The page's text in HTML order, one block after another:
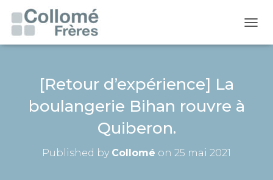
[Retour d’expérience] La
boulangerie Bihan rouvre à
Quiberon.
Published by Collomé on 25 mai 2021